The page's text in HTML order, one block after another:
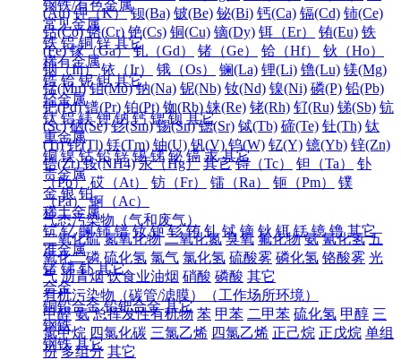
(Au) 钾（K） 钡(Ba) 铍(Be) 铋(Bi) 钙(Ca) 镉(Cd) 铈(Ce)
钴(Co) 铬(Cr) 铯(Cs) 铜(Cu) 镝(Dy) 铒（Er） 铕(Eu) 铁
(Fe) 镓（Ga） 钆（Gd） 锗（Ge） 铪（Hf）
钬（Ho）
铟（In） 铱（Ir） 锇（Os） 镧(La) 锂(Li) 镥(Lu) 镁(Mg)
锰(Mn) 钼(Mo) 钠(Na) 铌(Nb) 钕(Nd) 镍(Ni) 磷(P) 铅(Pb)
钯(Pd) 镨(Pr) 铂(Pt) 铷(Rb) 铼(Re) 铑(Rh) 钌(Ru) 锑(Sb) 钪
(Sc) 硒(Se) 钐(Sm) 锡(Sn) 锶(Sr) 铽(Tb) 碲(Te) 钍(Th) 钛
(Ti) 铊(Tl) 铥(Tm) 铀(U) 钒(V) 钨(W) 钇(Y) 镱(Yb) 锌(Zn)
锆(Zr) 铵(NH4) 汞（Hg） 其它 锝（Tc） 钽（Ta）
钋
（Po） 砹（At） 钫（Fr） 镭（Ra） 钷（Pm）
镤
（Pa） 锕（Ac）
气态污染物（气和废气）
二氧化硫 氮氧化物 二氧化氮 臭氧 氟化物 氨 氰化氢 五
氧化二磷 硫化氢 氯气 氯化氢 硫酸雾 磷化氢 铬酸雾 光
气 沥青烟 饮食业油烟 硝酸 磷酸 其它
有机污染物（碳管/滤膜）（工作场所环境）
甲醛 氨 总挥发性有机物 苯 甲苯 二甲苯 硫化氢 甲醇 三
氯甲烷 四氯化碳 三氯乙烯 四氯乙烯 正己烷 正戊烷 单组
份 多组分 其它
钢铁/有色金属
常见金属
铁 铝 铜 锌 其它
稀有金属
锆 铪 铌 钽 其它
轻金属
钛 铝 镁 钾 钠 钙 锶 钡 其它
重金属
铜 镍 钴 铅 锌 锡 锑 铋 镉 汞 其它
贵金属
金 银 铂
稀土金属
钪 钇 镧 铈 镨 钕 钷 钐 铕 钆 铽 镝 钬 铒 铥 镱 镥 其它
准金属
锗 锑 钋 其它
合金
铜铅合金 铅钯合金 其它
钢铁
钢铁 其它